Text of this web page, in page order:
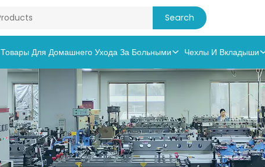
Товары Для Домашнего Ухода За Больными Чехлы И Вкладыши